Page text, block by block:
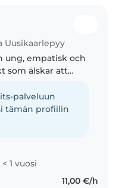
Uusikaarlepyy
ung, empatisk och
som älskar att
av att ta hand om
och är bekväm
matlagning..
palveluun
tämän profiilin
1 vuosi
11,00 €/h